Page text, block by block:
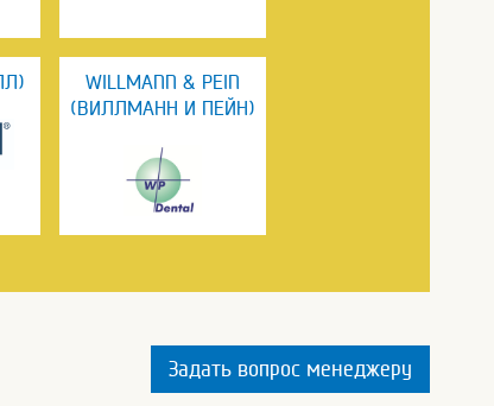
WILLMANN & PEIN
(ВИЛЛМАНН И ПЕЙН)
Задать вопрос менеджеру